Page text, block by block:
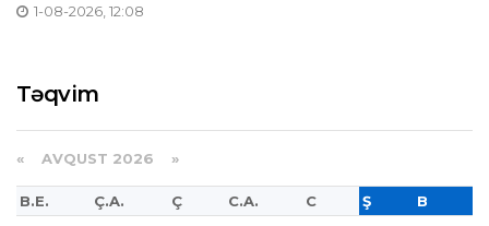
1-08-2026, 12:08
Təqvim
« AVQUST 2026 »
B.E. Ç.A. Ç C.A. C Ş
B